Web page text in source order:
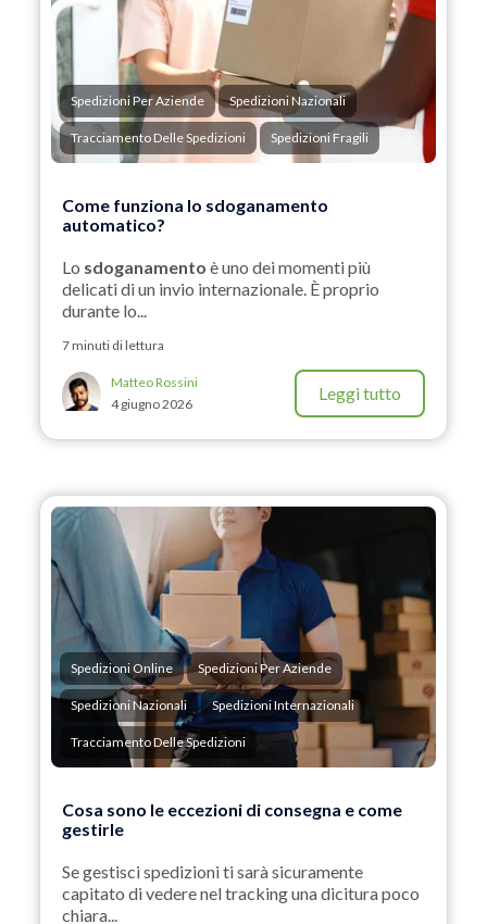
Spedizioni Per Aziende Spedizioni Nazionali
Tracciamento Delle Spedizioni Spedizioni Fragili
Come funziona lo sdoganamento
automatico?
Lo sdoganamento è uno dei momenti più
delicati di un invio internazionale. È proprio
durante lo...
7 minuti di lettura
Matteo Rossini
4 giugno 2026
Leggi tutto
Spedizioni Online Spedizioni Per Aziende
Spedizioni Nazionali Spedizioni Internazionali
Tracciamento Delle Spedizioni
Cosa sono le eccezioni di consegna e come
gestirle
Se gestisci spedizioni ti sarà sicuramente
capitato di vedere nel tracking una dicitura poco
chiara...